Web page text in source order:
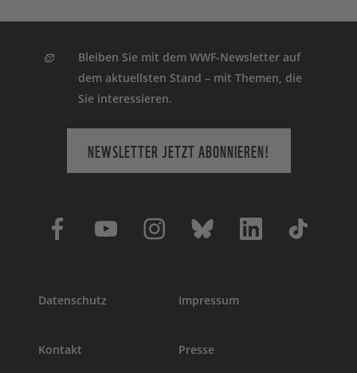
Bleiben Sie mit dem WWF-Newsletter auf
dem aktuellsten Stand – mit Themen, die
Sie interessieren.
NEWSLETTER JETZT ABONNIEREN!
Datenschutz Impressum
Kontakt Presse